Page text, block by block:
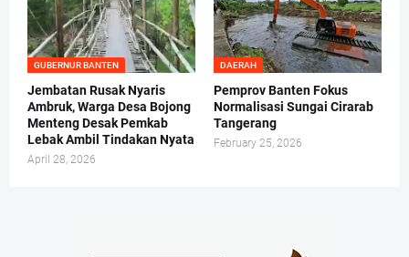
GUBERNUR BANTEN
Jembatan Rusak Nyaris
Ambruk, Warga Desa Bojong
Menteng Desak Pemkab
Lebak Ambil Tindakan Nyata
April 28, 2026
DAERAH
Pemprov Banten Fokus
Normalisasi Sungai Cirarab
Tangerang
February 25, 2026